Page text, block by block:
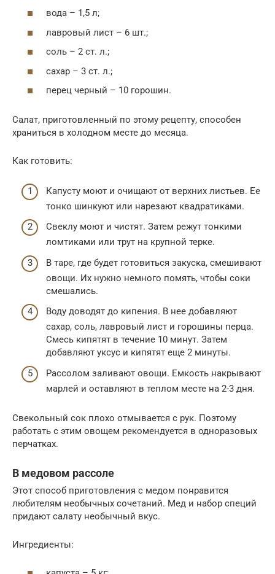
вода – 1,5 л;
лавровый лист – 6 шт.;
соль – 2 ст. л.;
сахар – 3 ст. л.;
перец черный – 10 горошин.
Салат, приготовленный по этому рецепту, способен
храниться в холодном месте до месяца.
Как готовить:
Капусту моют и очищают от верхних листьев. Ее
тонко шинкуют или нарезают квадратиками.
Свеклу моют и чистят. Затем режут тонкими
ломтиками или трут на крупной терке.
В таре, где будет готовиться закуска, смешивают
овощи. Их нужно немного помять, чтобы соки
смешались.
Воду доводят до кипения. В нее добавляют
сахар, соль, лавровый лист и горошины перца.
Смесь кипятят в течение 10 минут. Затем
добавляют уксус и кипятят еще 2 минуты.
Рассолом заливают овощи. Емкость накрывают
марлей и оставляют в теплом месте на 2-3 дня.
Свекольный сок плохо отмывается с рук. Поэтому
работать с этим овощем рекомендуется в одноразовых
перчатках.
В медовом рассоле
Этот способ приготовления с медом понравится
любителям необычных сочетаний. Мед и набор специй
придают салату необычный вкус.
Ингредиенты: